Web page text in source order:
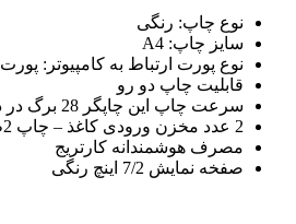
نوع چاپ: رنگی
سایز چاپ: A4
نوع پورت ارتباط به کامپیوتر: پورت Ethernet پورت USB 2.0
قابلیت چاپ دو رو
سرعت چاپ این چاپگر 28 برگ در دقیقه
2 عدد مخزن ورودی کاغذ – چاپ 2طرفه
مصرف هوشمندانه کارتریج
صفخه نمایش 7/2 اینچ رنگی